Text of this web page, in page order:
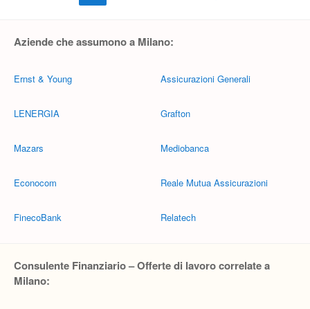
Aziende che assumono a Milano:
Ernst & Young
LENERGIA
Mazars
Econocom
FinecoBank
Assicurazioni Generali
Grafton
Mediobanca
Reale Mutua Assicurazioni
Relatech
Consulente Finanziario – Offerte di lavoro correlate a
Milano: